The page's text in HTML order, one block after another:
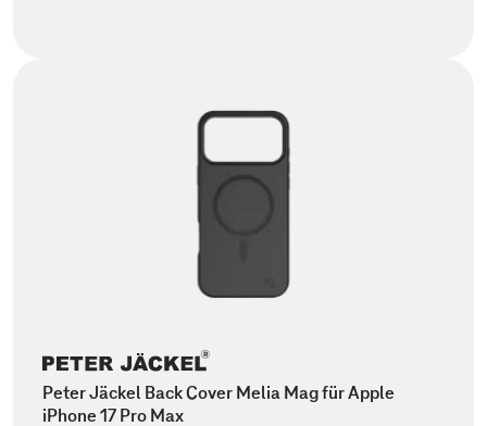
Peter Jäckel Back Cover Melia Mag für Apple
iPhone 17 Pro Max